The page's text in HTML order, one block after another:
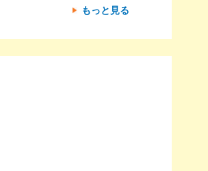
もっと見る